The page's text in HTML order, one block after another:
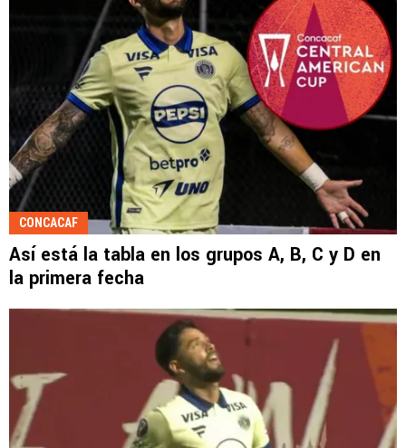
CONCACAF
Así está la tabla en los grupos A, B, C y D en
la primera fecha